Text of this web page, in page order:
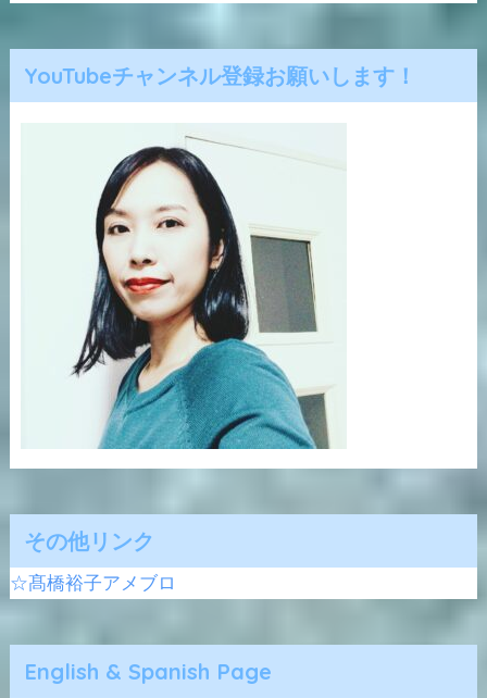
YouTubeチャンネル登録お願いします！
その他リンク
☆髙橋裕子アメブロ
English & Spanish Page